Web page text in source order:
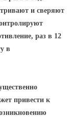
и сверяют
раз в 12
в
привести к